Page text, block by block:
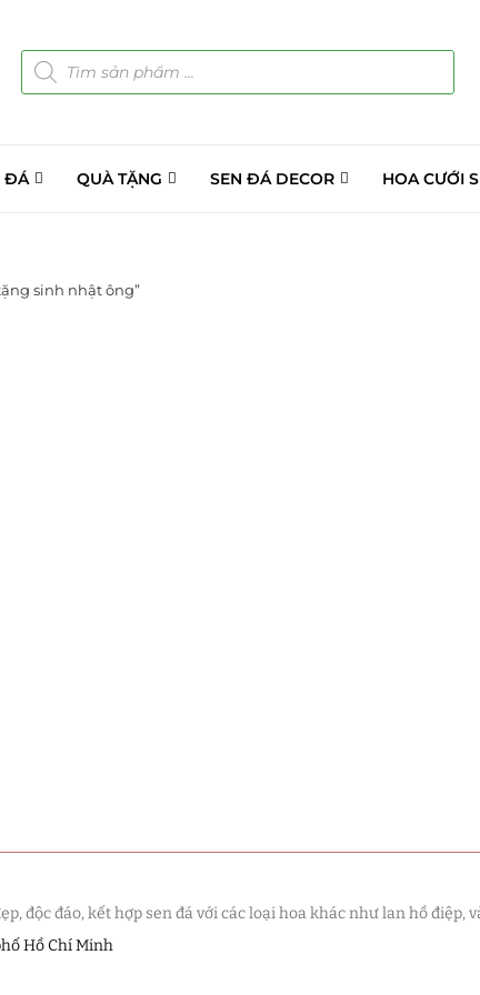
ĐÁ QUÀ TẶNG SEN ĐÁ DECOR HOA CƯỚI
sinh nhật ông”
độc đáo, kết hợp sen đá với các loại hoa khác như lan hồ điệp,
Hồ Chí Minh